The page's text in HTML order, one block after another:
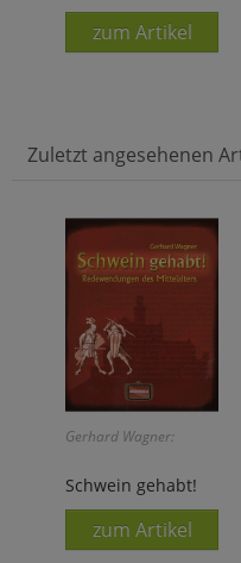
zum Artikel
Zuletzt angesehenen
Gerhard Wagner:
Schwein gehabt!
zum Artikel